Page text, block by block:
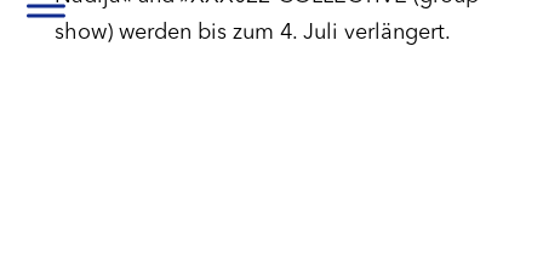
show) werden bis zum 4. Juli verlängert.